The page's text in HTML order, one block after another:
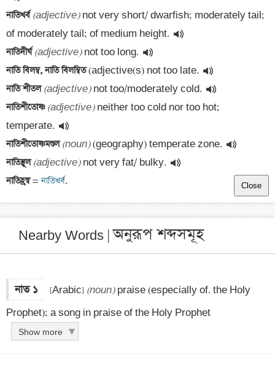
নাতিখর্ব (adjective) not very short/ dwarfish; moderately tail;
of moderately tail; of medium height.
নাতিদীর্ঘ (adjective) not too long.
নাতি বিলম্ব, নাতি বিলম্বিত (adjective(s) not too late.
নাতি শীতল (adjective) not too/moderately cold.
নাতিশীতোষ্ণ (adjective) neither too cold nor too hot;
temperate.
নাতিশীতোষ্ণমণ্ডল (noun) (geography) temperate zone.
নাতিস্থূল (adjective) not very fat/ bulky.
নাতিহ্রস্ব = নাতিখর্ব. Close
Nearby Words |অনুরূপ শব্দসমূহ
নাত ১ [Arabic] (noun) praise (especially of. the Holy
Prophet); a song in praise of the Holy Prophet
Show more